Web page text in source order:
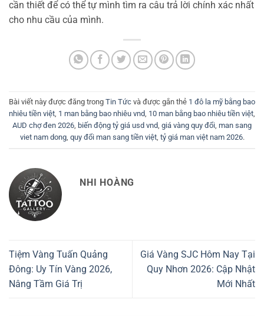
cần thiết để có thể tự mình tìm ra câu trả lời chính xác nhất
cho nhu cầu của mình.
Bài viết này được đăng trong Tin Tức và được gắn thẻ 1 đô la mỹ bằng bao
nhiêu tiền việt 1 man bằng bao nhiêu vnd 10 man bằng bao nhiêu tiền việt
AUD chợ đen 2026 biến động tỷ giá usd vnd giá vàng quy đổi man sang
viet nam dong, quy đổi man sang tiền việt, tỷ giá man việt nam 2026.
NHI HOÀNG
Tiệm Vàng Tuấn Quảng
Đông: Uy Tín Vàng 2026,
Nâng Tầm Giá Trị
Giá Vàng SJC Hôm Nay Tại
Quy Nhơn 2026: Cập Nhật
Mới Nhất